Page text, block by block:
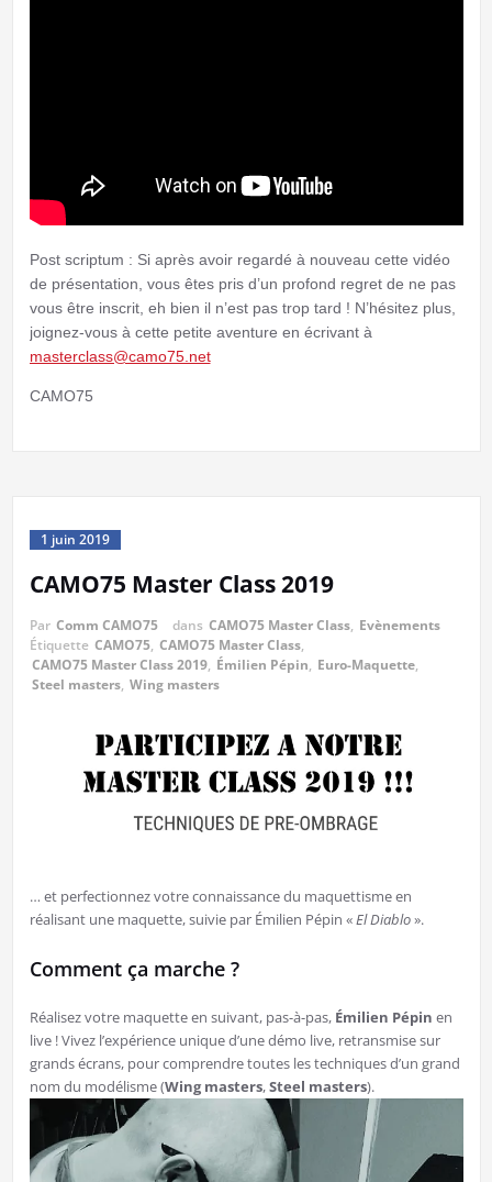
Post scriptum : Si après avoir regardé à nouveau cette vidéo
de présentation, vous êtes pris d’un profond regret de ne pas
vous être inscrit, eh bien il n’est pas trop tard ! N’hésitez plus,
joignez-vous à cette petite aventure en écrivant à
masterclass@camo75.net
CAMO75
1 juin 2019
CAMO75 Master Class 2019
Par Comm CAMO75 dans CAMO75 Master Class, Evènements
Étiquette CAMO75, CAMO75 Master Class,
CAMO75 Master Class 2019, Émilien Pépin, Euro-Maquette,
Steel masters, Wing masters
… et perfectionnez votre connaissance du maquettisme en
réalisant une maquette, suivie par Émilien Pépin «El Diablo».
Comment ça marche ?
Réalisez votre maquette en suivant, pas-à-pas, Émilien Pépin en
live ! Vivez l’expérience unique d’une démo live, retransmise sur
grands écrans, pour comprendre toutes les techniques d’un grand
nom du modélisme (Wing masters,Steel masters).